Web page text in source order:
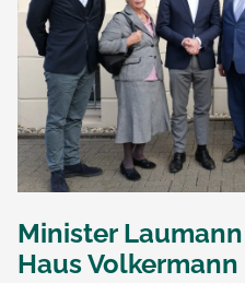
Minister
Haus Volkermann